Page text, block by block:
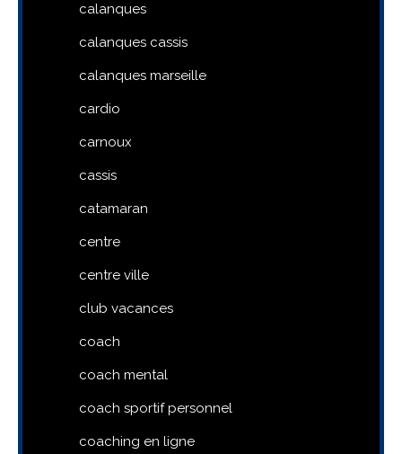
calanques
calanques cassis
calanques marseille
cardio
carnoux
cassis
catamaran
centre
centre ville
club vacances
coach
coach mental
coach sportif personnel
coaching en ligne